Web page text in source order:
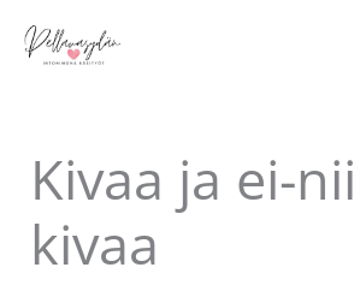
sisältöön
Kivaa ja ei-
kivaa